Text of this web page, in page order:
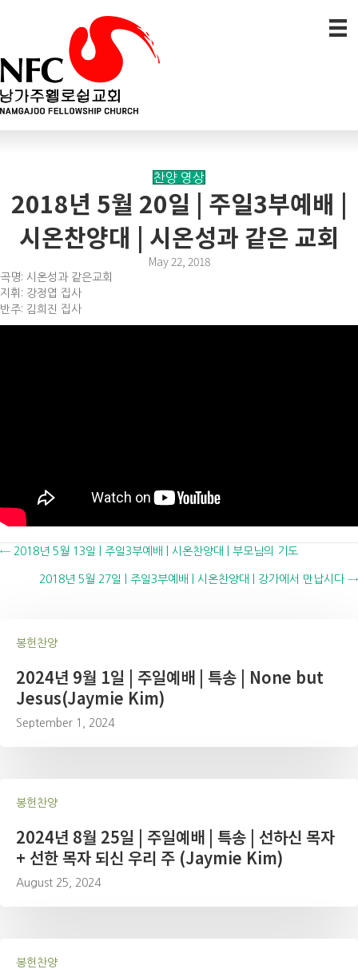
찬양 영상
2018년 5월 20일 | 주일3부예배 |
시온찬양대 | 시온성과 같은 교회
May 22, 2018
곡명: 시온성과 같은교회
지휘: 강정엽 집사
반주: 김희진 집사
Posts
navigation
← 2018년 5월 13일 | 주일3부예배 | 시온찬양대 | 부모님의 기도
2018년 5월 27일 | 주일3부예배 | 시온찬양대 | 강가에서 만납시다 →
봉헌찬양
2024년 9월 1일 | 주일예배 | 특송 | None but
Jesus(Jaymie Kim)
September 1, 2024
봉헌찬양
2024년 8월 25일 | 주일예배 | 특송 | 선하신 목자
+ 선한 목자 되신 우리 주 (Jaymie Kim)
August 25, 2024
봉헌찬양